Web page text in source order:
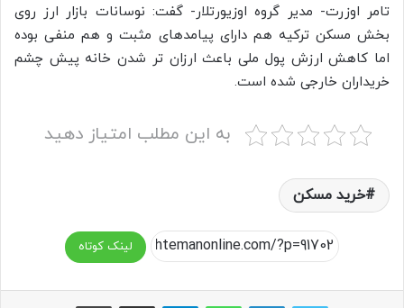
تامر اوزرت- مدیر گروه اوزیورتلار- گفت: نوسانات بازار ارز روی
بخش مسکن ترکیه هم دارای پیامدهای مثبت و هم منفی بوده
اما کاهش ارزش پول ملی باعث ارزان تر شدن خانه پیش چشم
خریداران خارجی شده است.
به این مطلب امتیاز دهید
خرید مسکن
لینک کوتاه